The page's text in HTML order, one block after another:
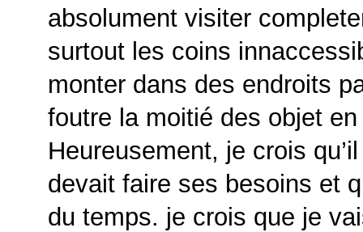
absolument visiter
surtout les coins
monter dans des endroits
foutre la moitié des objet en
Heureusement, je crois
devait faire ses besoins et
du temps. je crois que je